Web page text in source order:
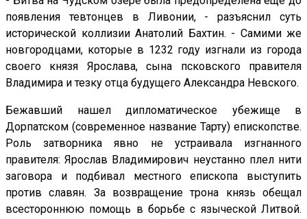
появления тевтонцев в Ливонии, - разъяснил суть
исторической коллизии Анатолий Бахтин. - Самими же
новгородцами, которые в 1232 году изгнали из города
своего князя Ярослава, сына псковского правителя
Владимира и тезку отца будущего Александра Невского.
Бежавший нашел дипломатическое убежище в
Дорпатском (современное название Тарту) епископстве.
Роль затворника явно не устраивала изгнанного
правителя: Ярослав Владимирович неустанно плел нити
заговора и подбивал местного епископа выступить
против славян. За возвращение трона князь обещал
всестороннюю помощь в борьбе с языческой Литвой.